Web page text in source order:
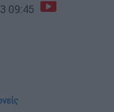
09:45